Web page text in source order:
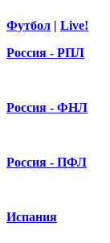
Футбол | Live!
Россия - РПЛ
Россия - ФНЛ
Россия - ПФЛ
Испания